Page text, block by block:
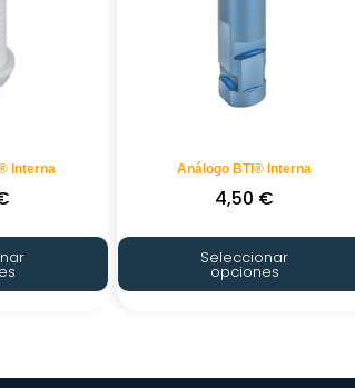
Interna Análogo BTI® Interna
4,50 €
Seleccionar
opciones